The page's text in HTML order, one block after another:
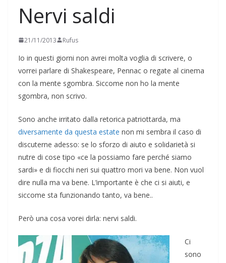
Nervi saldi
21/11/2013 Rufus
Io in questi giorni non avrei molta voglia di scrivere, o
vorrei parlare di Shakespeare, Pennac o regate al cinema
con la mente sgombra. Siccome non ho la mente
sgombra, non scrivo.
Sono anche irritato dalla retorica patriottarda, ma
diversamente da questa estate non mi sembra il caso di
discuterne adesso: se lo sforzo di aiuto e solidarietà si
nutre di cose tipo «ce la possiamo fare perché siamo
sardi» e di fiocchi neri sui quattro mori va bene. Non vuol
dire nulla ma va bene. L’importante è che ci si aiuti, e
siccome sta funzionando tanto, va bene..
Però una cosa vorei dirla: nervi saldi.
Ci
sono